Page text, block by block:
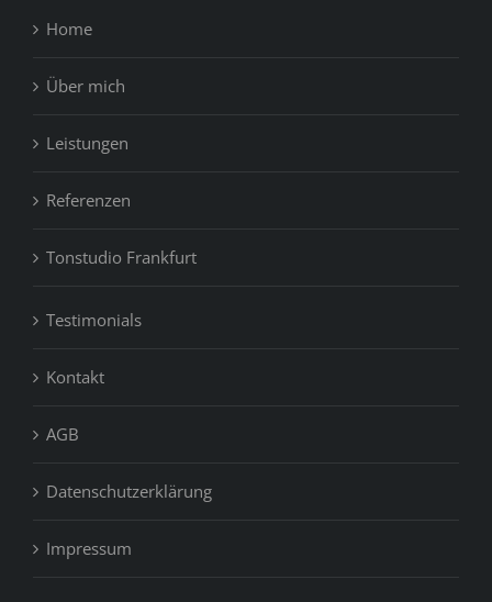
Home
Über mich
Leistungen
Referenzen
Tonstudio Frankfurt
Testimonials
Kontakt
AGB
Datenschutzerklärung
Impressum